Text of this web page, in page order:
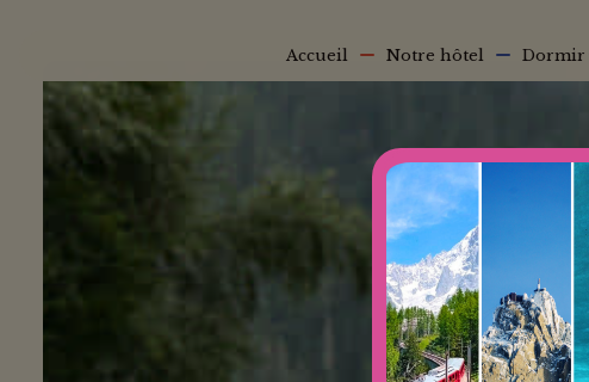
Main navigation
Accueil Notre hôtel Dormir
Fil d'Ariane